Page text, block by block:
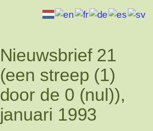
Nieuwsbrief 21
(een streep (1)
door de 0 (nul)),
januari 1993